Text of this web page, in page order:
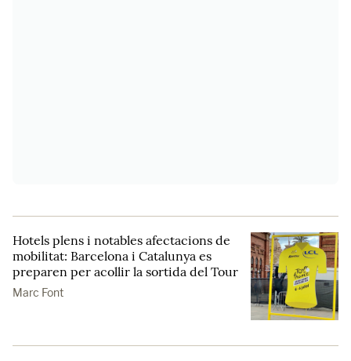
Hotels plens i notables afectacions de
mobilitat: Barcelona i Catalunya es
preparen per acollir la sortida del Tour
Marc Font